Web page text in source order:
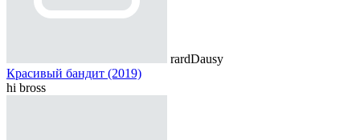
rardDausy
Красивый бандит (2019)
hi bross